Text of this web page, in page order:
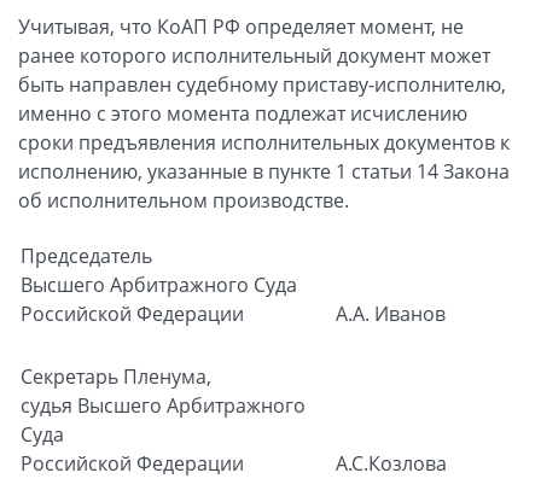
Учитывая, что КоАП РФ определяет момент, не
ранее которого исполнительный документ может
быть направлен судебному приставу-исполнителю,
именно с этого момента подлежат исчислению
сроки предъявления исполнительных документов к
исполнению, указанные в пункте 1 статьи 14 Закона
об исполнительном производстве.
Председатель
Высшего Арбитражного Суда
Российской Федерации
А.А. Иванов
Секретарь Пленума,
судья Высшего Арбитражного
Суда
Российской Федерации
А.С.Козлова